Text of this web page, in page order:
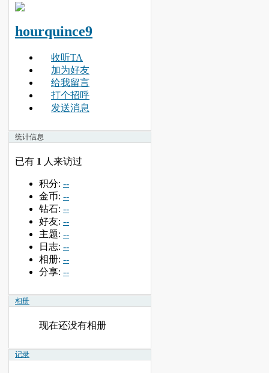
hourquince9
收听TA
加为好友
给我留言
打个招呼
发送消息
统计信息
已有 1 人来访过
积分: --
金币: --
钻石: --
好友: --
主题: --
日志: --
相册: --
分享: --
相册
现在还没有相册
记录